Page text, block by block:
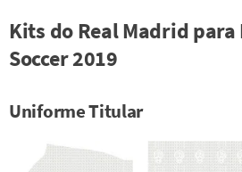
Kits do Real Madrid para
Soccer 2019
Uniforme Titular